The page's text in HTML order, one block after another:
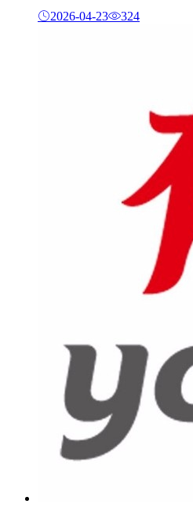
2026-04-23 324